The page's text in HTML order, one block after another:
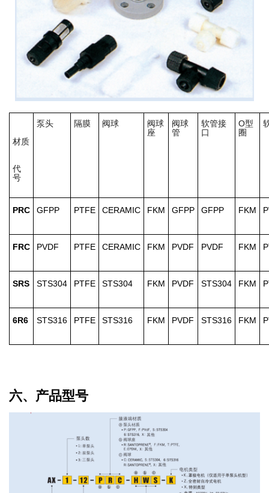
材质
代
号
泵头 隔膜 阀球
阀球
座
阀球
管
软管接
口
O型
圈
PRC GFPP PTFE CERAMIC FKM GFPP GFPP FKM
FRC PVDF PTFE CERAMIC FKM PVDF PVDF FKM
SRS STS304 PTFE STS304 FKM PVDF STS304 FKM
6R6 STS316 PTFE STS316 FKM PVDF STS316 FKM
六、产品型号